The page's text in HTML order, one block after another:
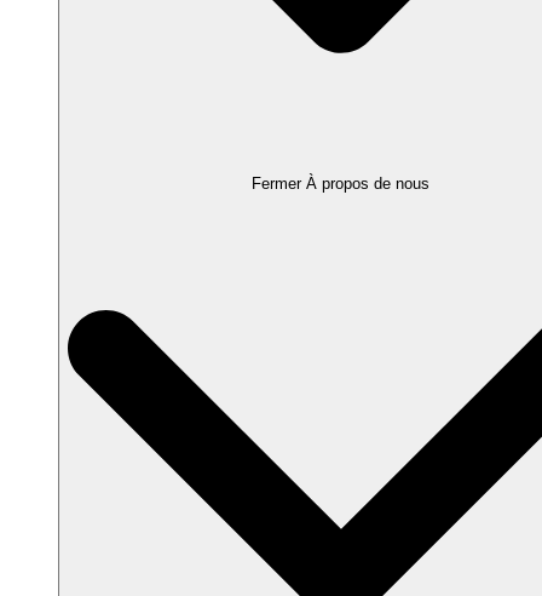
Fermer À propos de nous